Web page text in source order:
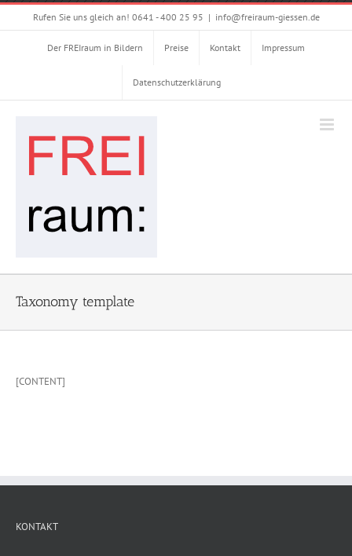
Zum
Rufen Sie uns gleich an! 0641 - 400 25 95 | info@freiraum-giessen.de
Der FREIraum in Bildern Preise Kontakt Impressum
Datenschutzerklärung
Taxonomy template
[CONTENT]
KONTAKT